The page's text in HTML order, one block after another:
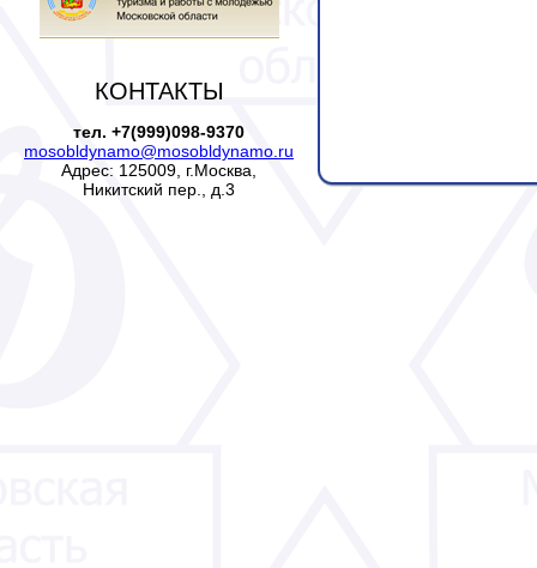
КОНТАКТЫ
тел. +7(999)098-9370
mosobldynamo@mosobldynamo.ru
Адрес: 125009, г.Москва,
Никитский пер., д.3